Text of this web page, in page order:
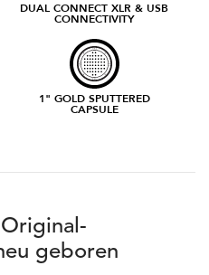
DUAL CONNECT XLR & USB
CONNECTIVITY
1" GOLD SPUTTERED
CAPSULE
geboren